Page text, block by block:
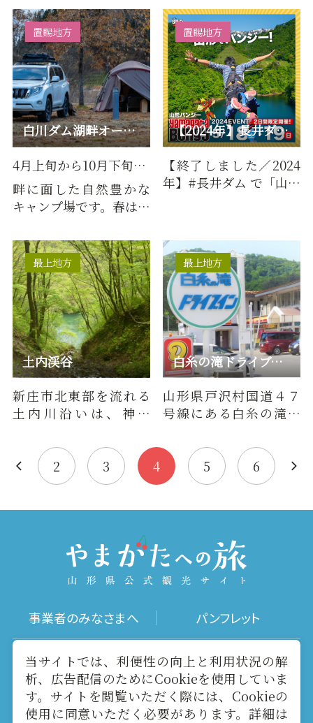
り堀から大日杉小屋間
が全面通…
べキュー広場、芝生広
場などが…
白川ダム湖畔オートキャンプ場
置賜地方
4月上旬から10月下旬まで
畔に面した自然豊かな
キャンプ場です。春は湖
林、夏はクワガタなど
昆虫大集…
【2024年】長井ダム で「山形バンジー」
置賜地方
【終了しました／2024
年】#長井ダム で「山形
土内渓谷
最上地方
新庄市北東部を流れる
土内川沿いは、神室
った山々に至る登山口
が集まる神…
白糸の滝ドライブイン
最上地方
山形県戸沢村国道４７
号線にある白糸の滝ド
ニやファストフード、レ
ストラ…
2 3 4 5 6
事業者のみなさまへ パンフレット
写真ダウンロード 動画ギャラリー
お役立ちリンク 当サイトについて
当サイトでは、利便性の向上と利用状況の解
析、広告配信のためにCookieを使用していま
す。サイトを閲覧いただく際には、Cookieの
使用に同意いただく必要があります。詳細は